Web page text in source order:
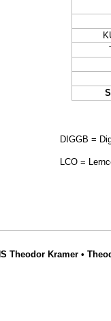
DIGGB =
LCO =
Theodor Kramer •